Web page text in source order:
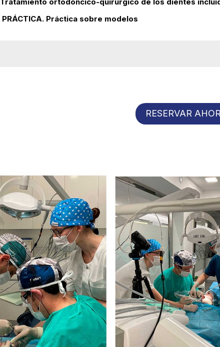
PRÁCTICA. Práctica sobre modelos
RESERVAR